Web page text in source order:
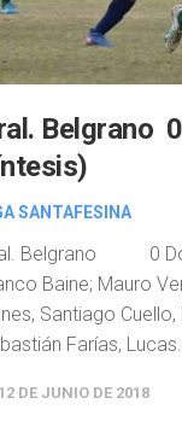
Belgrano
SANTAFESINA
Belgrano 0
Baine; Mauro
Santiago
Farías,
DE JUNIO DE 2018